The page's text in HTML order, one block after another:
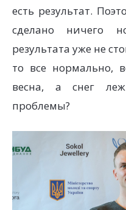
есть результат.
сделано ничего
результата уже не
то все нормально,
весна, а снег
проблемы?